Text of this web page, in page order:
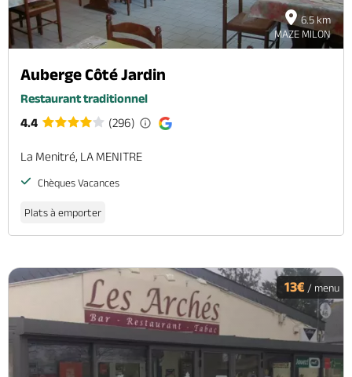
6.5 km
MAZE MILON
Auberge Côté Jardin
Restaurant traditionnel
4.4
(296)
La Menitré, LA MENITRE
Chèques Vacances
Plats à emporter
13€ / menu